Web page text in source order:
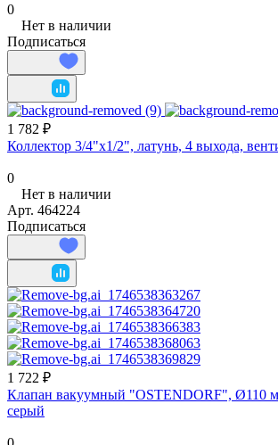
0
Нет в наличии
Подписаться
1 782 ₽
Коллектор 3/4"х1/2", латунь, 4 выхода,
0
Нет в наличии
Арт. 464224
Подписаться
1 722 ₽
Клапан вакуумный "OSTENDORF", Ø110
серый